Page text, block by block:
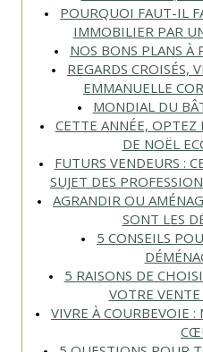
POURQUOI FAUT-IL
IMMOBILIER PAR
NOS BONS PLANS À
REGARDS CROISÉS,
EMMANUELLE
MONDIAL DU
CETTE ANNÉE,
DE NOËL
FUTURS VENDEURS :
SUJET DES
AGRANDIR OU
SONT LES
5 CONSEILS
5 RAISONS DE
VOTRE
VIVRE À COURBEVOIE :